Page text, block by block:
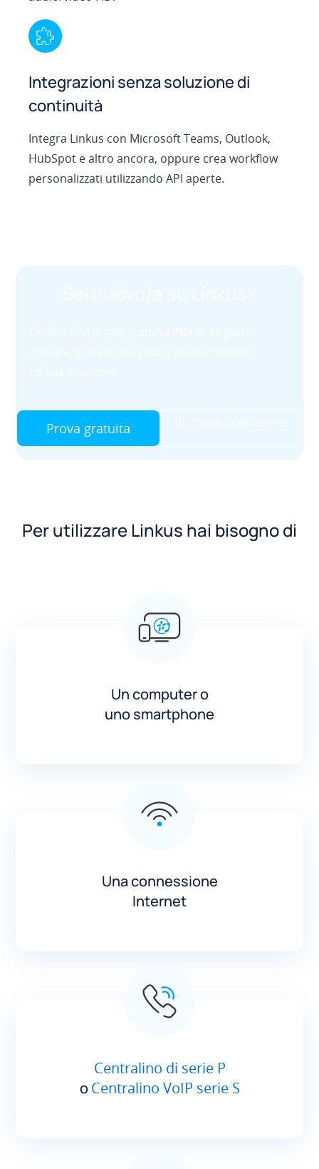
Integrazioni senza soluzione di
continuità
Integra Linkus con Microsoft Teams, Outlook,
HubSpot e altro ancora, oppure crea workflow
personalizzati utilizzando API aperte.
Prova gratuita
Per utilizzare Linkus hai bisogno di
Un computer o
uno smartphone
Una connessione
Internet
Centralino di serie P
oCentralino VoIP serie S